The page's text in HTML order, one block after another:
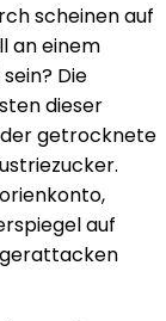
scheinen auf
an einem
Die
dieser
getrocknete
auf